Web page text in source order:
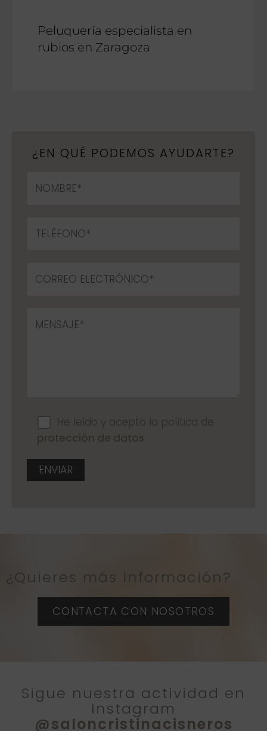
Peluquería especialista en
rubios en Zaragoza
¿EN QUÉ PODEMOS AYUDARTE?
He leído y acepto la política de
protección de datos
r
v
¿Quieres más información?
CONTACTA CON NOSOTROS
Sigue nuestra actividad en
Instagram
@saloncristinacisneros